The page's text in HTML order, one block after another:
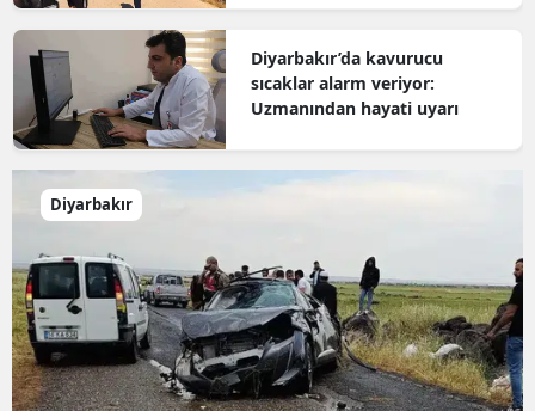
Diyarbakır’da kavurucu
sıcaklar alarm veriyor:
Uzmanından hayati uyarı
Diyarbakır